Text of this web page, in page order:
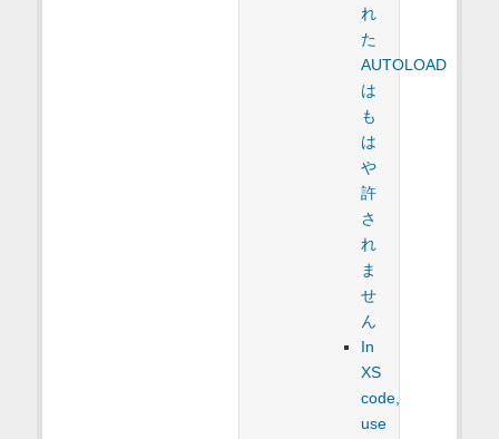
れ
た
AUTOLOAD
は
も
は
や
許
さ
れ
ま
せ
ん
In
XS
code,
use